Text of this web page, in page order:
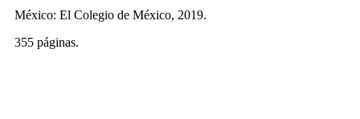
México: El Colegio de México, 2019.
355 páginas.